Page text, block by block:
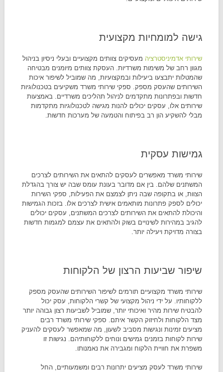
גישה למומחיות מקצועית
שירותי אדמיניסטרציה מעסיקים צוותים מקצועיים ובעלי ניסיון בניהול
מגוון רחב של משימות משרדיות. העסקת צוותים מיומנים מבטיחה
שהמטלות יתבצעו ביעילות ובמקצועיות, מה שמוביל לשיפור איכות
השירותים שהעסק מספק. ספקי שירותי משרד משקיעים בטכנולוגיות
חדשות ובפתרונות מתקדמים לניהול תהליכים משרדיים. באמצעות
שירותים אלו, עסקים יכולים להנות מגישה לטכנולוגיות מתקדמות
מבלי להשקיע הון רב בפיתוח והטמעה של מערכות חדשות.
גמישות עסקית
שירותי משרד מאפשרים לעסקים להתאים את השירותים לצרכים
המשתנים שלהם. בין אם מדובר בעונת עומס שבה יש צורך בהגדלת
הצוות, או בתקופה שבה ניתן לצמצם את הפעילות, ספקי השירות
יכולים לספק פתרונות מותאמים אישית לצרכים אלו. בזכות הגמישות
והיכולת להתאים את השירותים לצרכים המשתנים, עסקים יכולים
להגיב במהירות לשינויים בשוק ולהתאים את עצמם למגמות חדשות
בצורה מדויקת ויעילה יותר.
שיפור שביעות הרצון של הלקוחות
שירותי משרד מקצועיים תורמים לשיפור השירותים שהעסק מספק
ללקוחותיו. על ידי ניהול מקצועי של קשרי הלקוחות, עסק יכול
להבטיח שירות מהיר ואיכותי יותר, שמוביל לשביעות רצון גבוהה יותר
מצד הלקוחות ולחיזוק הקשר איתם. ספקי שירותי משרד רבים
מציעים זמינות ונגישות מסביב לשעון, מה שמאפשר לעסקים להעניק
שירות לקוחות בזמנים גמישים ונוחים ללקוחותיהם. נגישות זו
משפרת את חוויית הלקוח ומגבירה את נאמנותו.
שירותי משרד לעסק מציעים יתרונות רבים ומשמעותיים, החל